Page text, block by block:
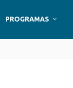
PROGRAMAS